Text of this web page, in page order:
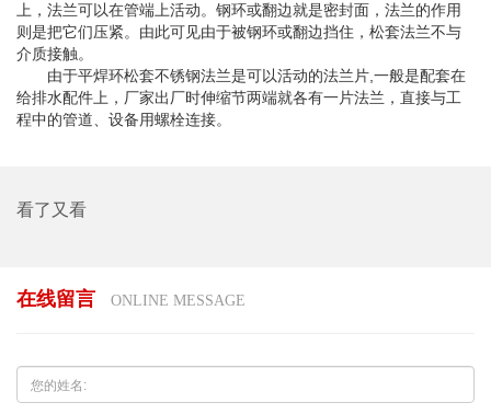
上，法兰可以在管端上活动。钢环或翻边就是密封面，法兰的作用
则是把它们压紧。由此可见由于被钢环或翻边挡住，松套法兰不与
介质接触。
由于平焊环松套不锈钢法兰是可以活动的法兰片,一般是配套在
给排水配件上，厂家出厂时伸缩节两端就各有一片法兰，直接与工
程中的管道、设备用螺栓连接。
看了又看
在线留言 ONLINE MESSAGE